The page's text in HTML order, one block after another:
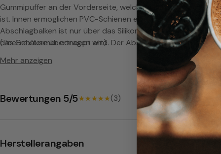
l
u
s
v
e
Gummipuffer an der Vorderseite, welcher leicht ergonomisch
ist. Innen ermöglichen PVC-Schienen eine leises und
Abschlagbalken ist nur über das Silikon mit der
das Gehäuse übertragen wird. Der Abschlagbalken muss
Maße B x T x H: 23 x 30 x 11cm
(JoeFrex former concept art)
Mehr anzeigen
Bewertungen 5/5★★★★★
★★★★★(3)
Herstellerangaben